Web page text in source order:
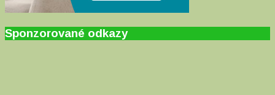
Sponzorované odkazy